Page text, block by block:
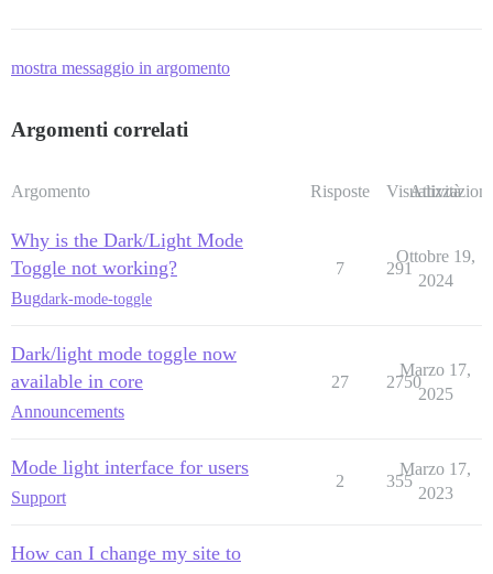
mostra messaggio in argomento
Argomenti correlati
Argomento Risposte Visualizzazioni
Attività
Why is the Dark/Light Mode
Toggle not working?
Bugdark-mode-toggle
7 291
Ottobre 19,
2024
Dark/light mode toggle now
available in core
Announcements
27 2750
Marzo 17,
2025
Mode light interface for users
Support
2 355
Marzo 17,
2023
How can I change my site to